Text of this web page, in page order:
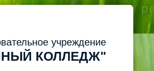
учреждение
КОЛЛЕДЖ"